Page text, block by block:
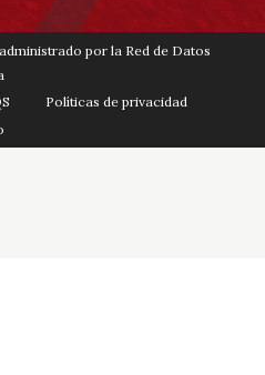
por la Red de Datos
Políticas de privacidad